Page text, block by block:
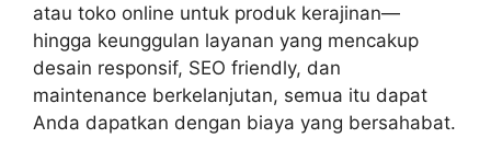
atau toko online untuk produk kerajinan—
hingga keunggulan layanan yang mencakup
desain responsif, SEO friendly, dan
maintenance berkelanjutan, semua itu dapat
Anda dapatkan dengan biaya yang bersahabat.